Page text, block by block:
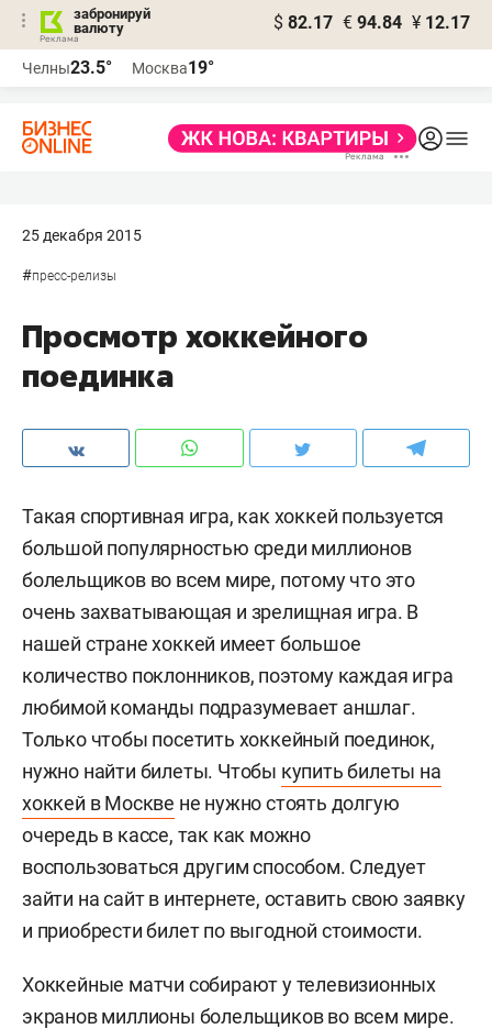
забронируй
валюту
$ 82.17 € 94.84 ¥ 12.17
Челны23.5° Москва19°
25 декабря 2015
#пресс-релизы
Просмотр хоккейного
поединка
Такая спортивная игра, как хоккей пользуется
большой популярностью среди миллионов
болельщиков во всем мире, потому что это
очень захватывающая и зрелищная игра. В
нашей стране хоккей имеет большое
количество поклонников, поэтому каждая игра
любимой команды подразумевает аншлаг.
Только чтобы посетить хоккейный поединок,
нужно найти билеты. Чтобы купить билеты на
хоккей в Москве не нужно стоять долгую
очередь в кассе, так как можно
воспользоваться другим способом. Следует
зайти на сайт в интернете, оставить свою заявку
и приобрести билет по выгодной стоимости.
Хоккейные матчи собирают у телевизионных
экранов миллионы болельщиков во всем мире.